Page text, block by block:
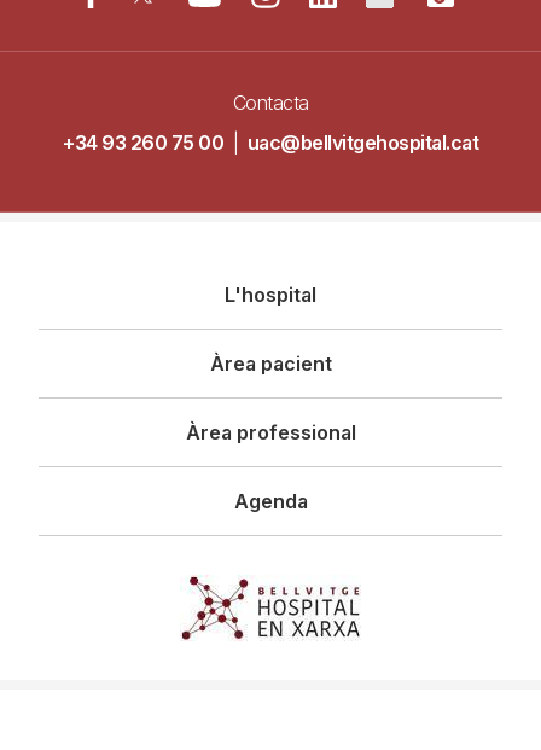
Contacta
+34 93 260 75 00
uac@bellvitgehospital.cat
principal
L'hospital
Àrea pacient
Àrea professional
Agenda